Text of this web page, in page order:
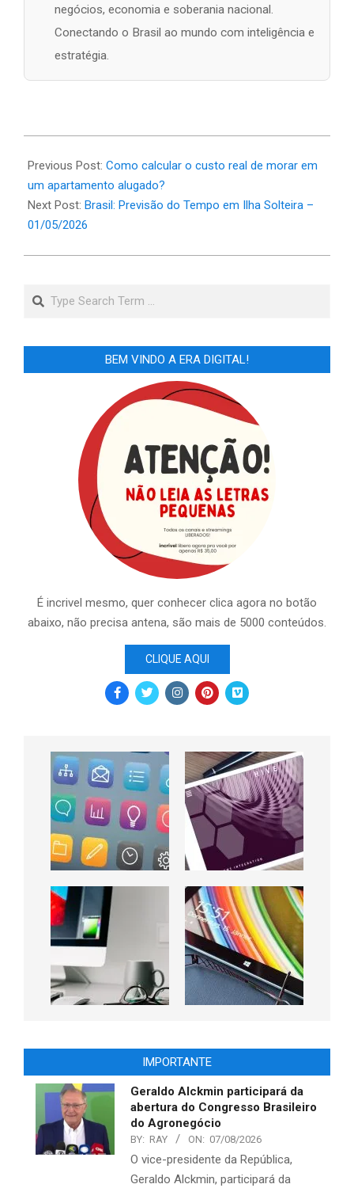
negócios, economia e soberania nacional.
Conectando o Brasil ao mundo com inteligência e
estratégia.
05-
01
Previous Post: Como calcular o custo real de morar em
um apartamento alugado?
Next Post: Brasil: Previsão do Tempo em Ilha Solteira –
01/05/2026
Search
BEM VINDO A ERA DIGITAL!
É incrivel mesmo, quer conhecer clica agora no botão
abaixo, não precisa antena, são mais de 5000 conteúdos.
CLIQUE AQUI
IMPORTANTE
Geraldo Alckmin participará da
abertura do Congresso Brasileiro
do Agronegócio
BY: RAY ON: 07/08/2026
O vice-presidente da República,
Geraldo Alckmin, participará da